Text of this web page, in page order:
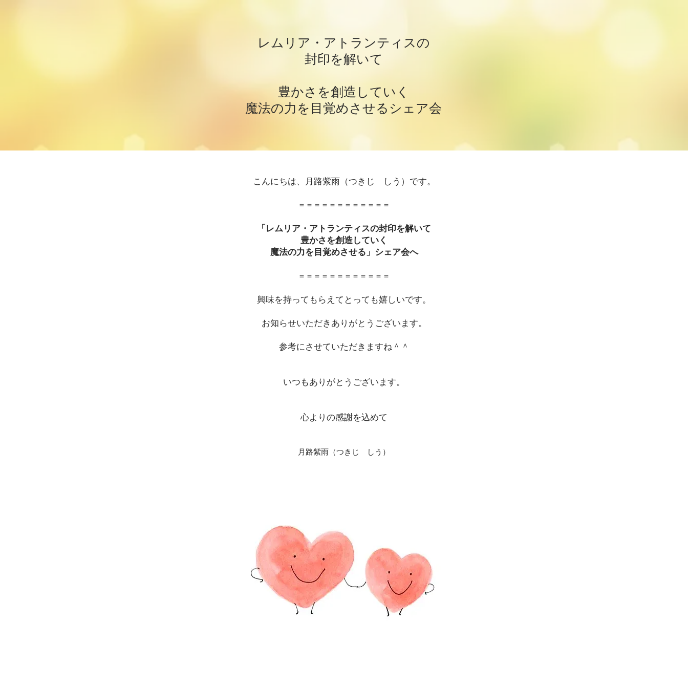
​レムリア・アトランティスの
封印を解いて
豊かさを創造していく
魔法の力を目覚めさせるシェア会
こんにちは、月路紫雨（つきじ しう）です。
＝＝＝＝＝＝＝＝＝＝＝＝
「レムリア・アトランティスの封印を解いて
豊かさを創造していく
魔法の力を目覚めさせる」シェア会へ
​＝＝＝＝＝＝＝＝＝＝＝＝
​興味を持ってもらえてとっても嬉しいです。
​お知らせいただきありがとうございます。
参考にさせていただきますね＾＾
いつもありがとうございます。
心よりの感謝を込めて
月路紫雨（つきじ し​う）